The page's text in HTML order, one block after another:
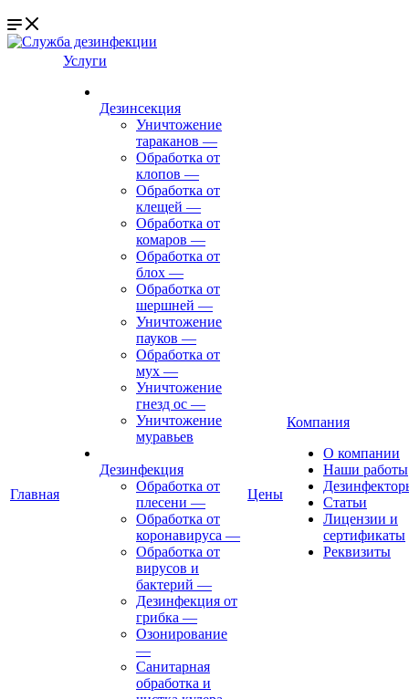
Главная
Услуги
Дезинсекция
Уничтожение
тараканов —
Обработка от
клопов —
Обработка от
клещей —
Обработка от
комаров —
Обработка от
блох —
Обработка от
шершней —
Уничтожение
пауков —
Обработка от
мух —
Уничтожение
гнезд ос —
Уничтожение
муравьев
Дезинфекция
Обработка от
плесени —
Обработка от
коронавируса —
Обработка от
вирусов и
бактерий —
Дезинфекция от
грибка —
Озонирование
—
Санитарная
обработка и
Цены
Компания
О компании
Наши работы
Статьи
Лицензии и
сертификаты
Реквизиты